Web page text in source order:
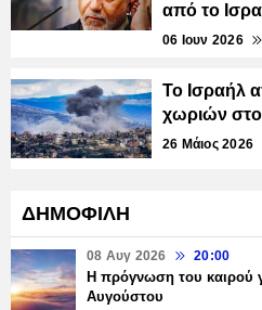
από το
06 Ιουν 2026
Το Ισραήλ
χωριών στο
26 Μάιος 2026
ΔΗΜΟΦΙΛΗ
08 Αυγ 2026 20:00
Η πρόγνωση του καιρού
Αυγούστου